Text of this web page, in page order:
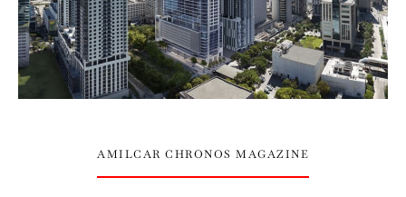
AMILCAR CHRONOS MAGAZINE